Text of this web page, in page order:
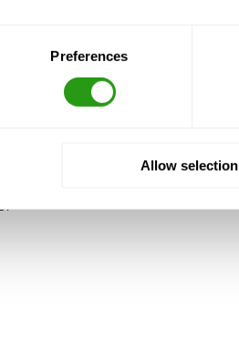
Preferences
Allow selection
we nooit annuleren. Zelfs met